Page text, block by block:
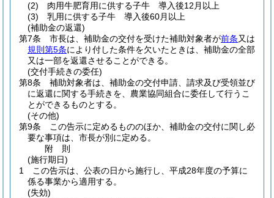
(2)
肉用牛肥育用に供する子牛 導入後12月以上
(3)
乳用に供する子牛 導入後60月以上
(補助金の返還)
第7条
市長は、補助金の交付を受けた補助対象者が前条又は
規則第5条により付した条件を欠いたときは、補助金の全部
又は一部を返還させることができる。
(交付手続きの委任)
第8条
補助対象者は、補助金の交付申請、請求及び受領並び
に返還に関する手続きを、農業協同組合に委任して行うこ
とができるものとする。
(その他)
第9条
この告示に定めるもののほか、補助金の交付に関し必
要な事項は、市長が別に定める。
附 則
(施行期日)
1
この告示は、公表の日から施行し、平成28年度の予算に
係る事業から適用する。
(失効)